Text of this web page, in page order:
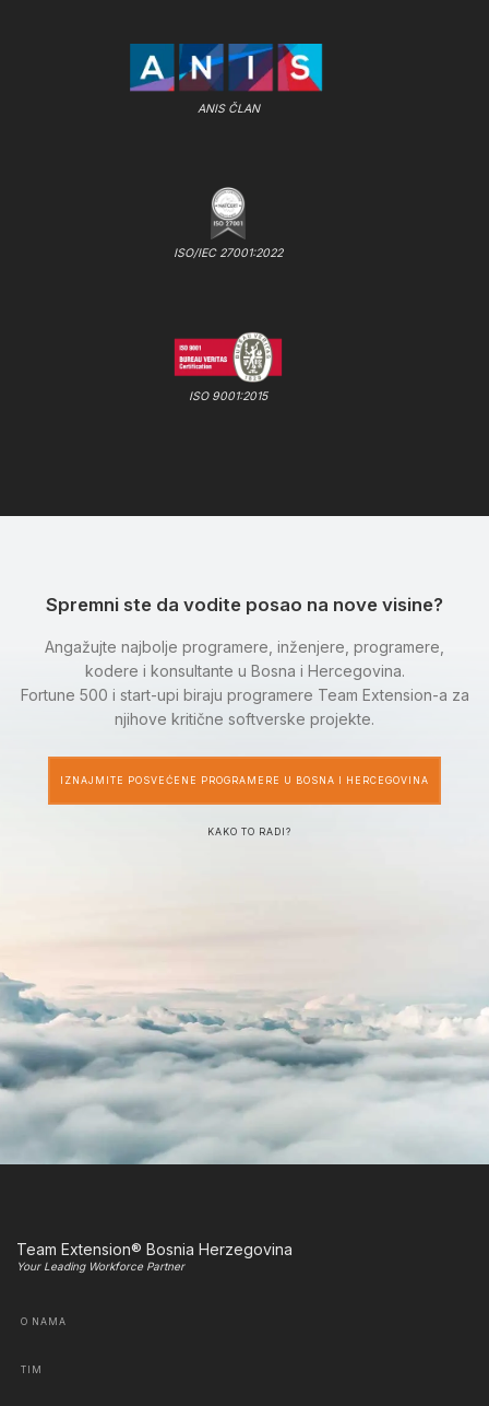
ANIS ČLAN
ISO/IEC 27001:2022
ISO 9001:2015
Spremni ste da vodite posao na nove visine?
Angažujte najbolje programere, inženjere, programere,
kodere i konsultante u Bosna i Hercegovina.
Fortune 500 i start-upi biraju programere Team Extension-a za
njihove kritične softverske projekte.
IZNAJMITE POSVEĆENE PROGRAMERE U BOSNA I HERCEGOVINA
KAKO TO RADI?
Team Extension® Bosnia Herzegovina
Your Leading Workforce Partner
O NAMA
TIM